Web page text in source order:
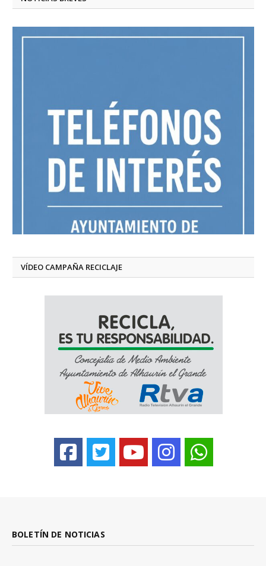
VÍDEO CAMPAÑA RECICLAJE
BOLETÍN DE NOTICIAS